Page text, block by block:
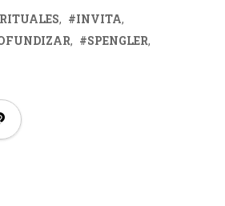
INVITA
SPENGLER